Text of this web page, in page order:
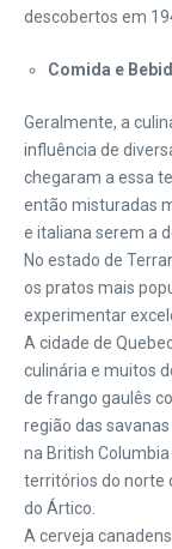
descobertos em
Comida e
Geralmente, a
influência de
chegaram a essa
então misturadas
e italiana serem a
No estado de
os pratos mais
experimentar
A cidade de
culinária e muitos
de frango gaulês
região das
na British
territórios do norte
do Ártico.
A cerveja